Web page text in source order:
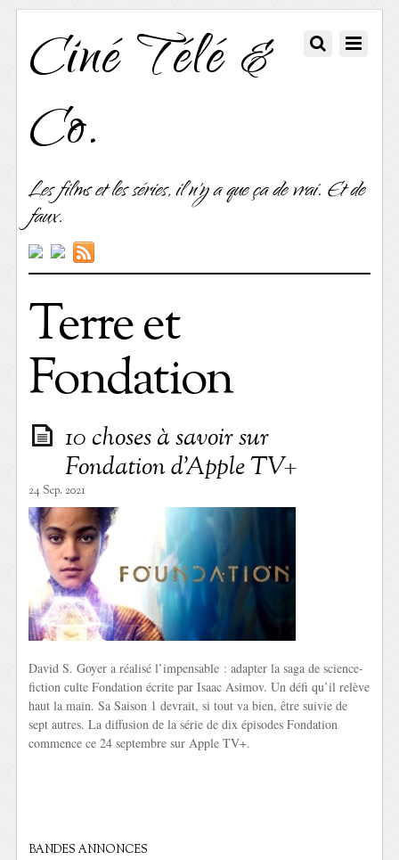
Ciné Télé &
Co.
Les films et les séries, il n'y a que ça de vrai. Et de
faux.
Terre et
Fondation
10 choses à savoir sur
Fondation d’Apple TV+
24 Sep. 2021
David S. Goyer a réalisé l’impensable : adapter la saga de science-
fiction culte Fondation écrite par Isaac Asimov. Un défi qu’il relève
haut la main. Sa Saison 1 devrait, si tout va bien, être suivie de
sept autres. La diffusion de la série de dix épisodes Fondation
commence ce 24 septembre sur Apple TV+.
BANDES ANNONCES